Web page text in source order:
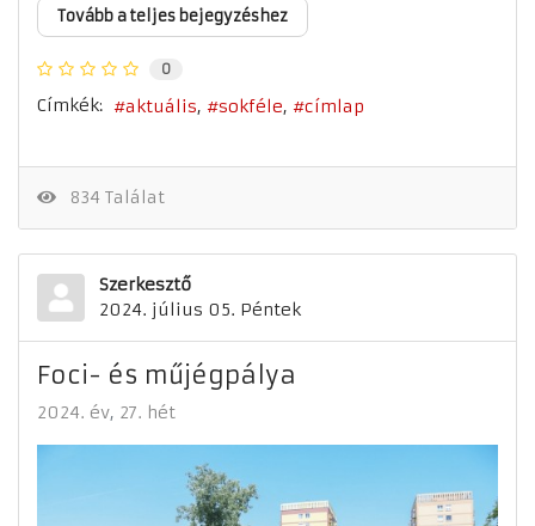
Tovább a teljes bejegyzéshez
0
Címkék: aktuális sokféle címlap
834 Találat
Szerkesztő
2024. július 05. Péntek
Foci- és műjégpálya
2024. év 27. hét